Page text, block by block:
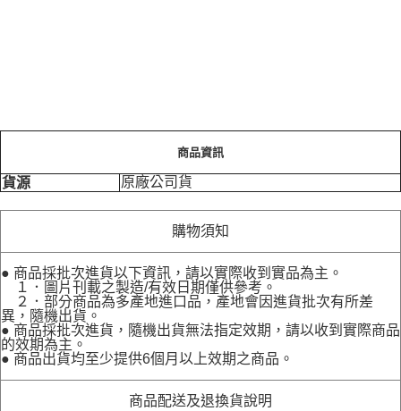
商品資訊
貨源 原廠公司貨
購物須知
● 商品採批次進貨以下資訊，請以實際收到實品為主。
１．圖片刊載之製造/有效日期僅供參考。
２．部分商品為多產地進口品，產地會因進貨批次有所差
異，隨機出貨。
● 商品採批次進貨，隨機出貨無法指定效期，請以收到實際商品
的效期為主。
● 商品出貨均至少提供6個月以上效期之商品。
商品配送及退換貨說明